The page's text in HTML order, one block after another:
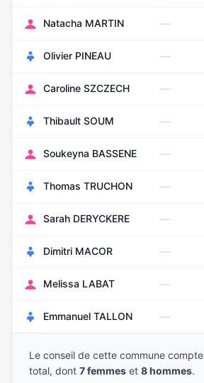
Natacha MARTIN —
Olivier PINEAU —
Caroline SZCZECH —
Thibault SOUM —
Soukeyna BASSENE —
Thomas TRUCHON —
Sarah DERYCKERE —
Dimitri MACOR —
Melissa LABAT —
Emmanuel TALLON —
Le conseil de cette commune compte
total, dont 7 femmes et 8 hommes.